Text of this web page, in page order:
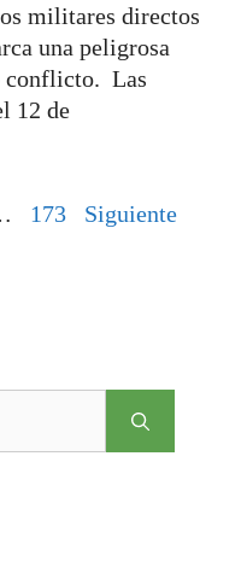
militares directos
una peligrosa
conflicto. Las
12 de
Página
173
Siguiente